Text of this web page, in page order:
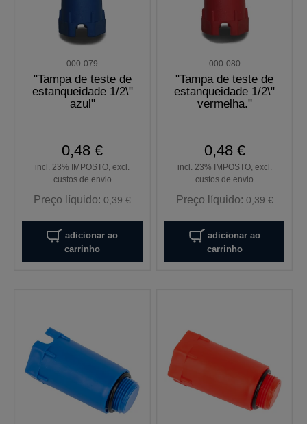
000-079
"Tampa de teste de
estanqueidade 1/2\"
azul"
0,48 €
incl. 23% IMPOSTO, excl.
custos de envio
Preço líquido:0,39 €
adicionar ao
carrinho
000-080
"Tampa de teste de
estanqueidade 1/2\"
vermelha."
0,48 €
incl. 23% IMPOSTO, excl.
custos de envio
Preço líquido: 0,39 €
adicionar ao
carrinho